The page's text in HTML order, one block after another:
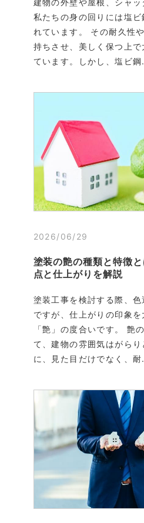
建物の外壁や屋根、シャッ
私たちの身の回りには塩ビ
れています。 その耐久性
持ちさせ、美しく保つ上
ています。しかし、塩ビ鋼
2026/06/29
塗装の艶の種類と特徴
点と仕上がりを解説
塗装工事を検討する際、
ですが、仕上がりの印象
「艶」の度合いです。 艶
て、建物の雰囲気はがら
に、見た目だけでなく、耐